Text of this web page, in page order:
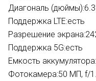
Диагональ (дюймы):6.3
Поддержка LTE:есть
Разрешение экрана:
Поддержка 5G:есть
Емкость аккумулятора:
Фотокамера:50 МП, f/